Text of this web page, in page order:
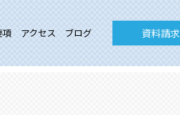
項 アクセス ブログ 資料請求